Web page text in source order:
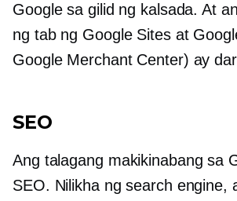
Google sa gilid ng kalsada. At
ng tab ng Google Sites at
Google Merchant Center) ay
SEO
Ang talagang makikinabang sa
SEO. Nilikha ng search engine,